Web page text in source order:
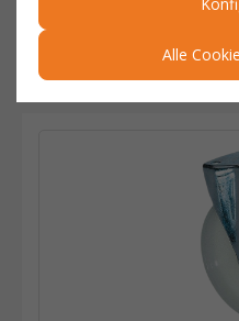
ÄHNLICHE ARTIKEL
Related products
Alle